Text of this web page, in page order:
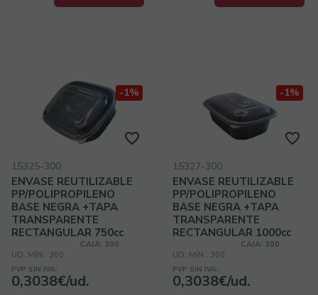
-1%
15325-300
ENVASE REUTILIZABLE
PP/POLIPROPILENO
BASE NEGRA +TAPA
TRANSPARENTE
RECTANGULAR 750cc
221x151x34/19mm
CAJA: 300
UD. MÍN.: 300
PVP SIN IVA:
0,3038€/ud.
-1%
15327-300
ENVASE REUTILIZABLE
PP/POLIPROPILENO
BASE NEGRA +TAPA
TRANSPARENTE
RECTANGULAR 1000cc
221x151x46/19mm
CAJA: 300
UD. MÍN.: 300
PVP SIN IVA:
0,3038€/ud.